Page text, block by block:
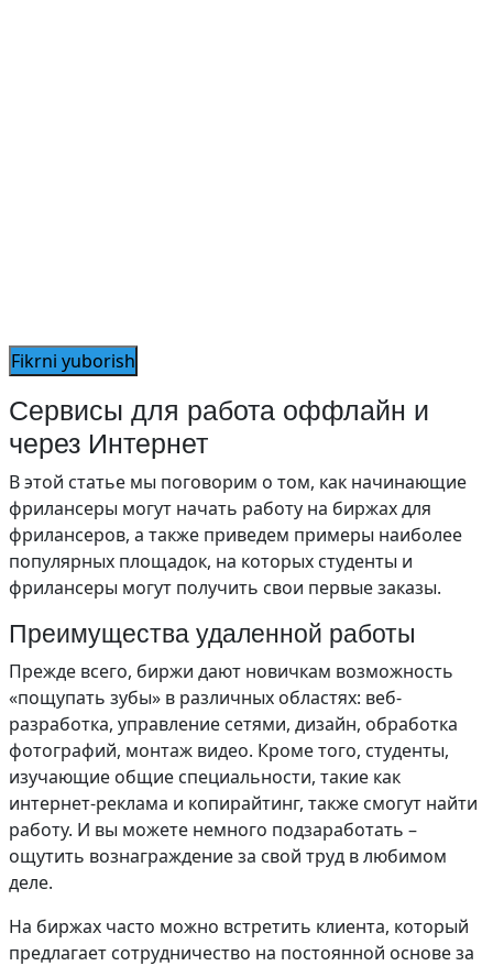
Сервисы для работа оффлайн и
через Интернет
В этой статье мы поговорим о том, как начинающие
фрилансеры могут начать работу на биржах для
фрилансеров, а также приведем примеры наиболее
популярных площадок, на которых студенты и
фрилансеры могут получить свои первые заказы.
Преимущества удаленной работы
Прежде всего, биржи дают новичкам возможность
«пощупать зубы» в различных областях: веб-
разработка, управление сетями, дизайн, обработка
фотографий, монтаж видео. Кроме того, студенты,
изучающие общие специальности, такие как
интернет-реклама и копирайтинг, также смогут найти
работу. И вы можете немного подзаработать –
ощутить вознаграждение за свой труд в любимом
деле.
На биржах часто можно встретить клиента, который
предлагает сотрудничество на постоянной основе за